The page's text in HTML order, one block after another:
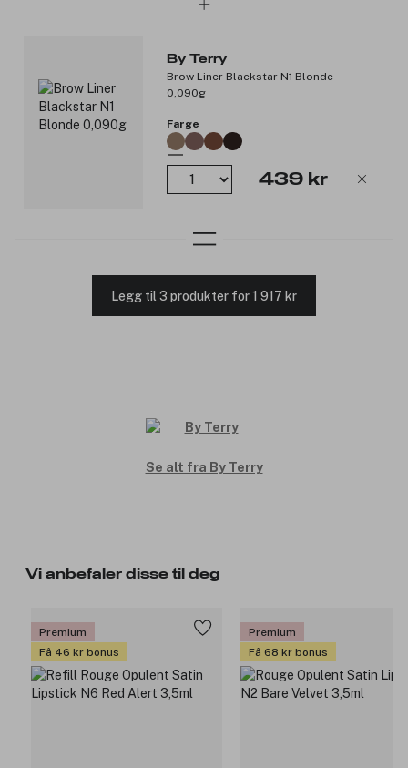
24 timer*, med synlige forbedringer i tekstur og mykhet
*Effektivitetstest på 11 personer.
Produktnummer:
By Terry
Brow Liner Blackstar N1 Blonde
0,090g
Farge
439 kr
Legg til 3 produkter for 1 917 kr
Se alt fra By Terry
Vi anbefaler disse til deg
Premium
Få 46 kr bonus
Premium
Få 68 kr bonus